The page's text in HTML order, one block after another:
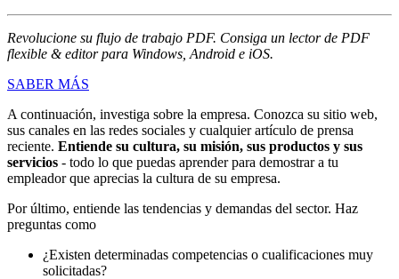
Revolucione su flujo de trabajo PDF. Consiga un lector de PDF
flexible & editor para Windows, Android e iOS.
SABER MÁS
A continuación, investiga sobre la empresa. Conozca su sitio web,
sus canales en las redes sociales y cualquier artículo de prensa
reciente. Entiende su cultura, su misión, sus productos y sus
servicios - todo lo que puedas aprender para demostrar a tu
empleador que aprecias la cultura de su empresa.
Por último, entiende las tendencias y demandas del sector. Haz
preguntas como
¿Existen determinadas competencias o cualificaciones muy
solicitadas?